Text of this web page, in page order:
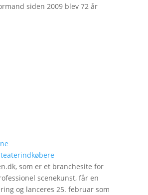
siden 2009 blev 72 år
som er et branchesite for
scenekunst, får en
og lanceres 25. februar som